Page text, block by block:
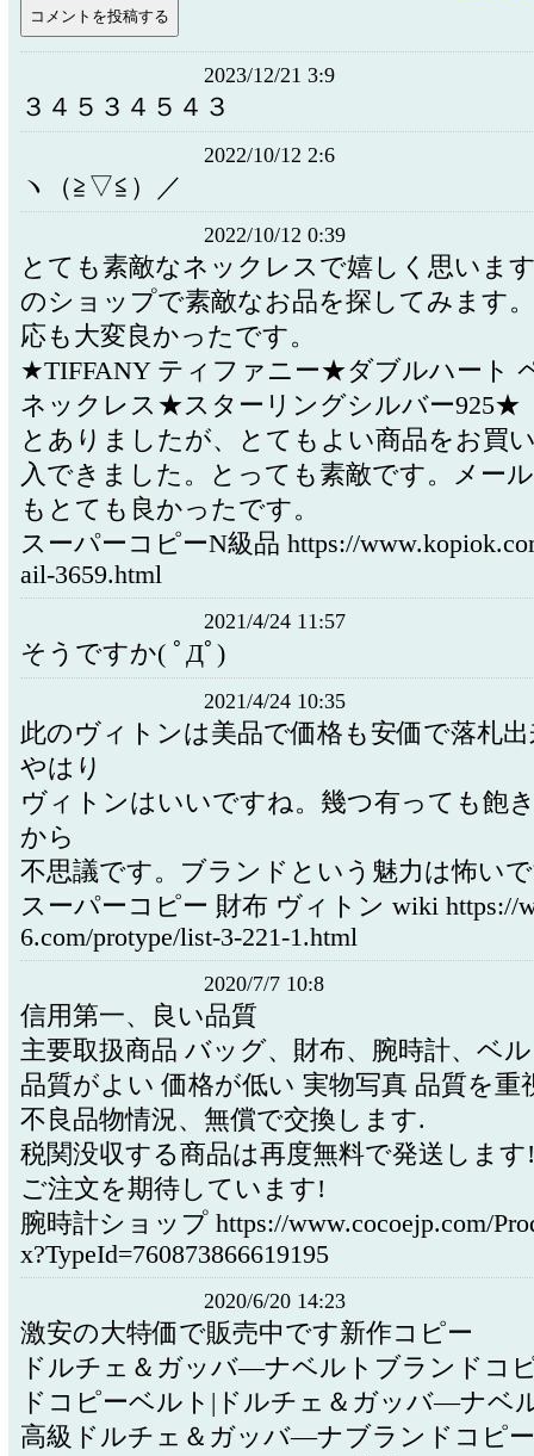
2023/12/21 3:9
３４５３４５４３
2022/10/12 2:6
ヽ（≧▽≦）／
2022/10/12 0:39
とても素敵なネックレスで嬉しく思いま
のショップで素敵なお品を探してみます
応も大変良かったです。
★TIFFANY ティファニー★ダブルハート
ネックレス★スターリングシルバー925★
とありましたが、とてもよい商品をお買
入できました。とっても素敵です。メー
もとても良かったです。
スーパーコピーN級品 https://
ail-3659.html
2021/4/24 11:57
そうですか( ﾟДﾟ)
2021/4/24 10:35
此のヴィトンは美品で価格も安価で落札
やはり
ヴィトンはいいですね。幾つ有っても飽
から
不思議です。ブランドという魅力は怖い
スーパーコピー 財布 ヴィトン wiki https://
6.com/protype/list-3-221-1.html
2020/7/7 10:8
信用第一、良い品質
主要取扱商品 バッグ、財布、腕時計、ベ
品質がよい 価格が低い 実物写真 品質を重
不良品物情況、無償で交換します.
税関没収する商品は再度無料で発送します!
ご注文を期待しています!
腕時計ショップ https://www.cocoejp.com/
x?TypeId=760873866619195
2020/6/20 14:23
激安の大特価で販売中です新作コピー
ドルチェ＆ガッバ―ナベルトブランドコ
ドコピーベルト|ドルチェ＆ガッバ―ナベ
高級ドルチェ＆ガッバ―ナブランドコピ